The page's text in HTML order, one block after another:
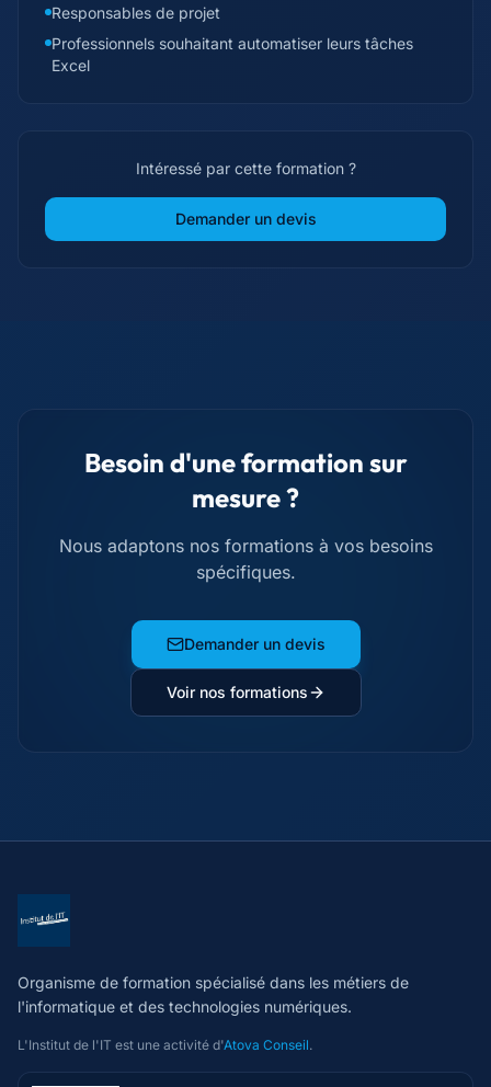
Responsables de projet
Professionnels souhaitant automatiser leurs tâches
Excel
Intéressé par cette formation ?
Demander un devis
Besoin d'une formation sur
mesure ?
Nous adaptons nos formations à vos besoins
spécifiques.
Demander un devis
Voir nos formations
Organisme de formation spécialisé dans les métiers de
l'informatique et des technologies numériques.
L'Institut de l'IT est une activité d'Atova Conseil.